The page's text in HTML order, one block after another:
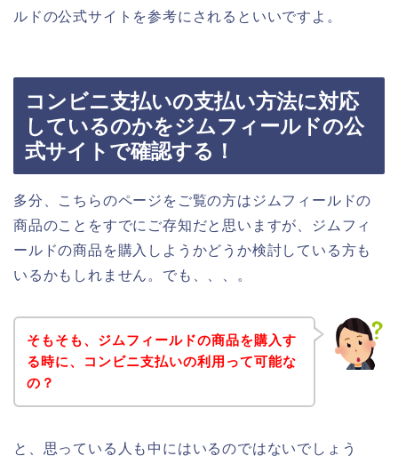
ルドの公式サイトを参考にされるといいですよ。
コンビニ支払いの支払い方法に対応
しているのかをジムフィールドの公
式サイトで確認する！
多分、こちらのページをご覧の方はジムフィールドの
商品のことをすでにご存知だと思いますが、ジムフィ
ールドの商品を購入しようかどうか検討している方も
いるかもしれません。でも、、、。
そもそも、ジムフィールドの商品を購入す
る時に、コンビニ支払いの利用って可能な
の？
と、思っている人も中にはいるのではないでしょう